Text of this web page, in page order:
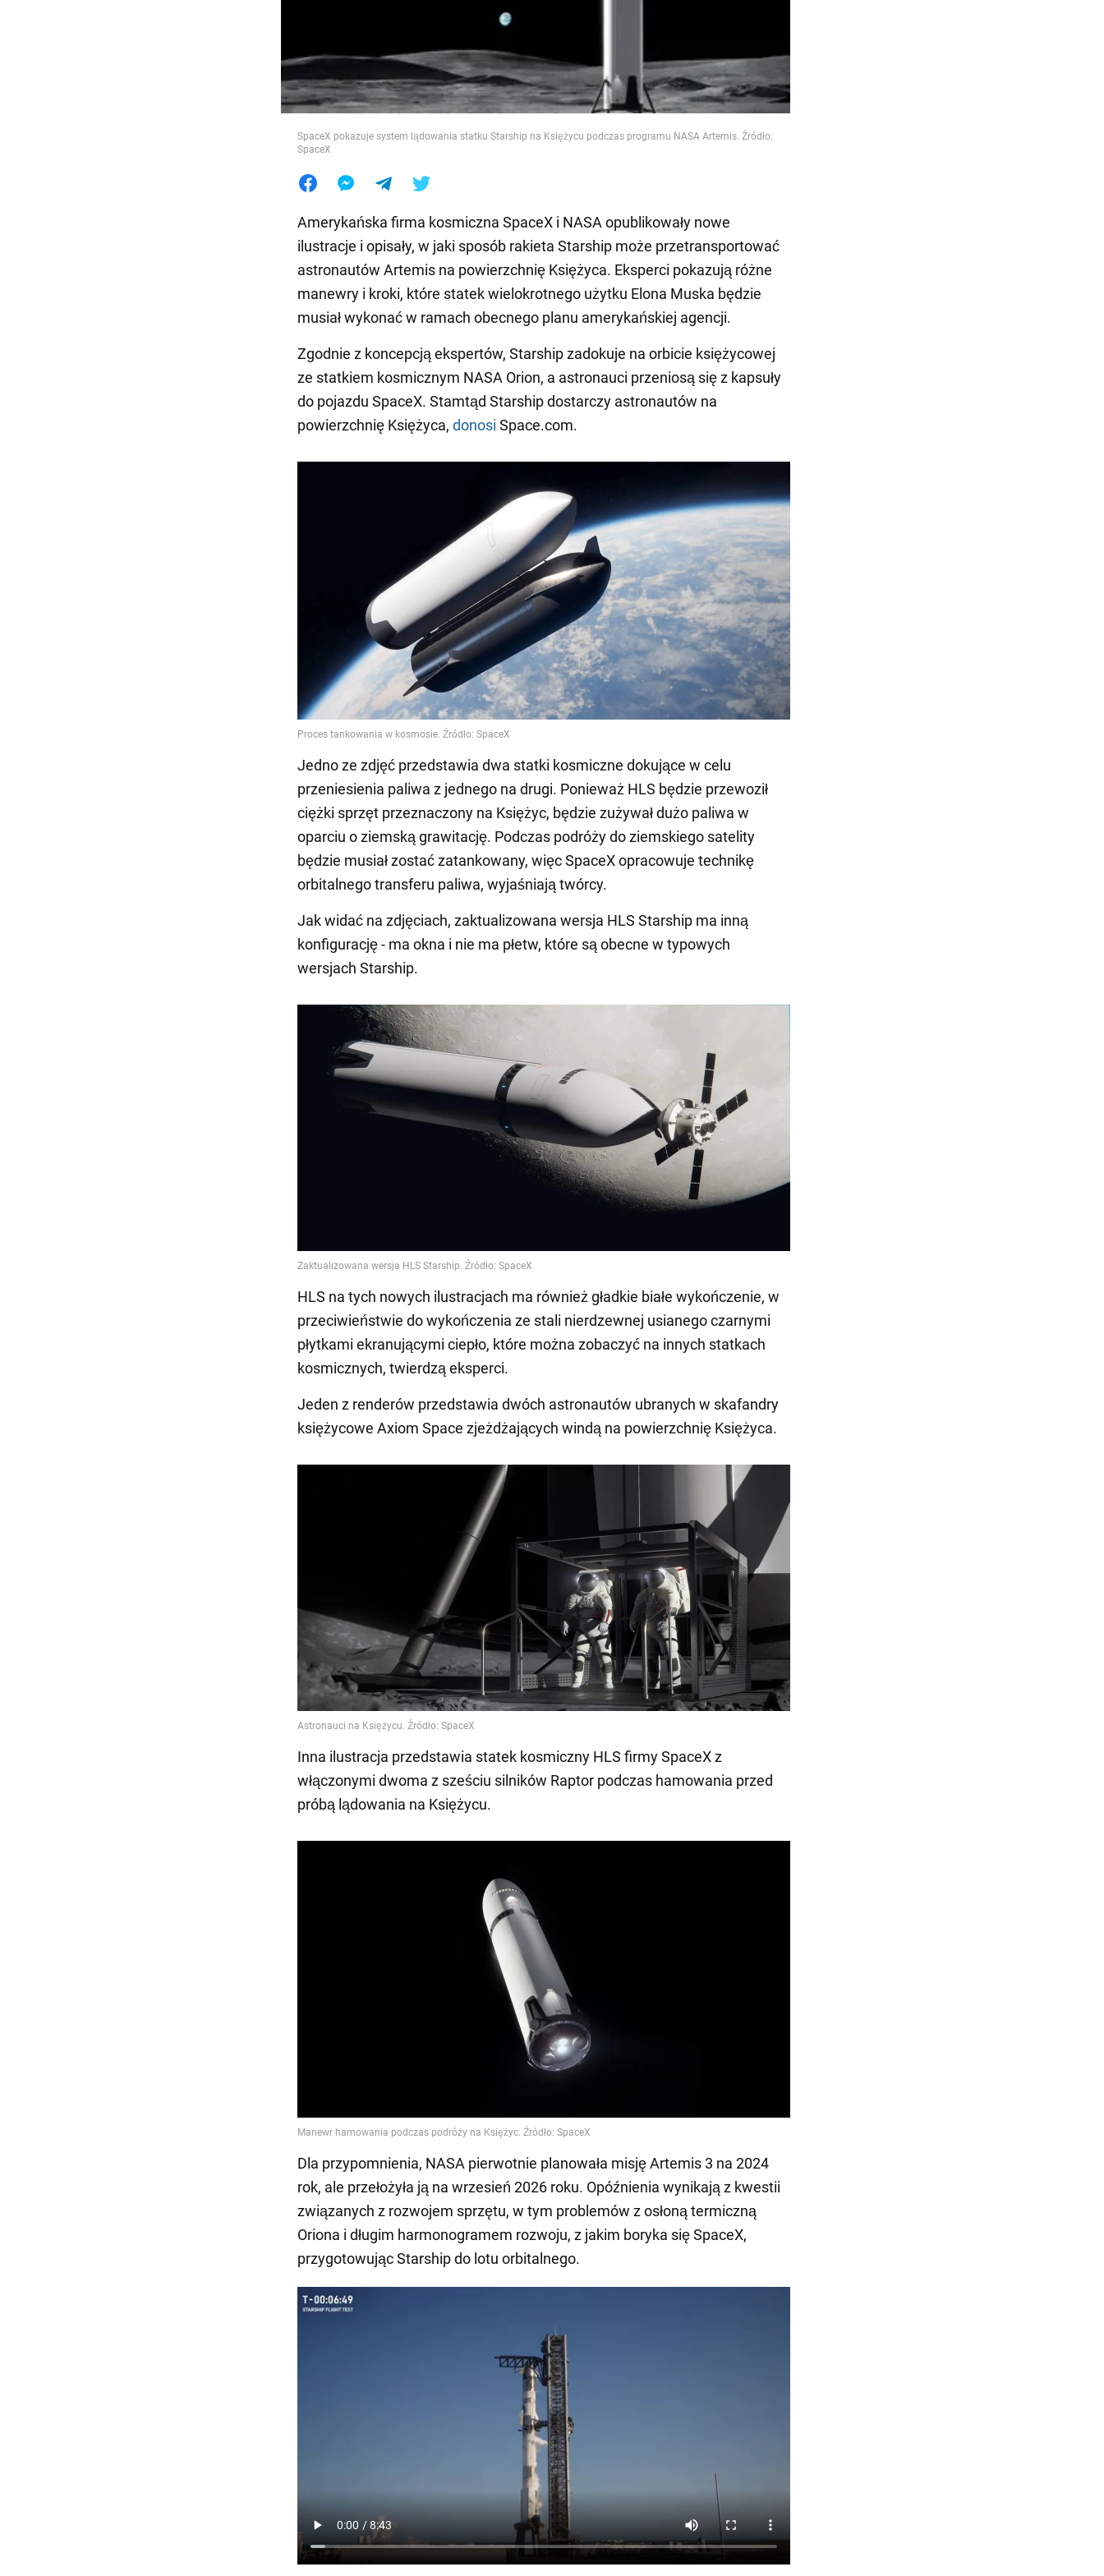
SpaceX pokazuje system lądowania statku Starship na Księżycu podczas programu NASA Artemis. Źródło:
SpaceX
Amerykańska firma kosmiczna SpaceX i NASA opublikowały nowe
ilustracje i opisały, w jaki sposób rakieta Starship może przetransportować
astronautów Artemis na powierzchnię Księżyca. Eksperci pokazują różne
manewry i kroki, które statek wielokrotnego użytku Elona Muska będzie
musiał wykonać w ramach obecnego planu amerykańskiej agencji.
Zgodnie z koncepcją ekspertów, Starship zadokuje na orbicie księżycowej
ze statkiem kosmicznym NASA Orion, a astronauci przeniosą się z kapsuły
do pojazdu SpaceX. Stamtąd Starship dostarczy astronautów na
powierzchnię Księżyca, donosi Space.com.
Jedno ze zdjęć przedstawia dwa statki kosmiczne dokujące w celu
przeniesienia paliwa z jednego na drugi. Ponieważ HLS będzie przewoził
ciężki sprzęt przeznaczony na Księżyc, będzie zużywał dużo paliwa w
oparciu o ziemską grawitację. Podczas podróży do ziemskiego satelity
będzie musiał zostać zatankowany, więc SpaceX opracowuje technikę
orbitalnego transferu paliwa, wyjaśniają twórcy.
Jak widać na zdjęciach, zaktualizowana wersja HLS Starship ma inną
konfigurację - ma okna i nie ma płetw, które są obecne w typowych
wersjach Starship.
HLS na tych nowych ilustracjach ma również gładkie białe wykończenie, w
przeciwieństwie do wykończenia ze stali nierdzewnej usianego czarnymi
płytkami ekranującymi ciepło, które można zobaczyć na innych statkach
kosmicznych, twierdzą eksperci.
Jeden z renderów przedstawia dwóch astronautów ubranych w skafandry
księżycowe Axiom Space zjeżdżających windą na powierzchnię Księżyca.
Inna ilustracja przedstawia statek kosmiczny HLS firmy SpaceX z
włączonymi dwoma z sześciu silników Raptor podczas hamowania przed
próbą lądowania na Księżycu.
Dla przypomnienia, NASA pierwotnie planowała misję Artemis 3 na 2024
rok, ale przełożyła ją na wrzesień 2026 roku. Opóźnienia wynikają z kwestii
związanych z rozwojem sprzętu, w tym problemów z osłoną termiczną
Oriona i długim harmonogramem rozwoju, z jakim boryka się SpaceX,
przygotowując Starship do lotu orbitalnego.